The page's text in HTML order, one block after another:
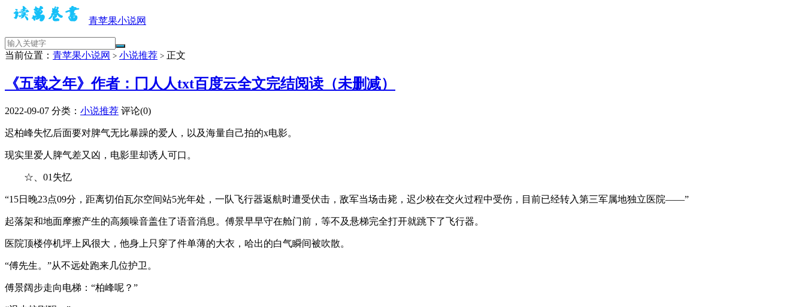
青苹果小说网
当前位置： 青苹果小说网 > 小说推荐 > 正文
《五载之年》作者：冂人人txt百度云全文完结阅读（未删减）
2022-09-07 分类： 小说推荐 评论(0)
迟柏峰失忆后面要对脾气无比暴躁的爱人，以及海量自己拍的x电影。
现实里爱人脾气差又凶，电影里却诱人可口。
☆、01失忆
“15日晚23点09分，距离切伯瓦尔空间站5光年处，一队飞行器返航时遭受伏击，敌军当场击毙，迟少校在交火过程中受伤，目前已经转入第三军属地独立医院——”
起落架和地面摩擦产生的高频噪音盖住了语音消息。傅景早早守在舱门前，等不及悬梯完全打开就跳下了飞行器。
医院顶楼停机坪上风很大，他身上只穿了件单薄的大衣，哈出的白气瞬间被吹散。
“傅先生。”从不远处跑来几位护卫。
傅景阔步走向电梯：“柏峰呢？”